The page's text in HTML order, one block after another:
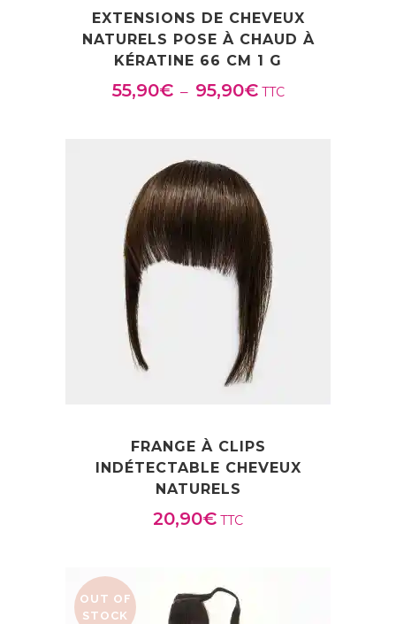
EXTENSIONS DE CHEVEUX
NATURELS POSE À CHAUD À
KÉRATINE 66 CM 1 G
55,90€ – 95,90€Plage
95,90€
TTC
FRANGE À CLIPS
INDÉTECTABLE CHEVEUX
NATURELS
20,90€ TTC
OUT OF
STOCK